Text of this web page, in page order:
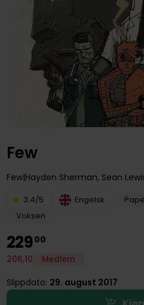
Few
Few Hayden Sherman, Sean
3.4/5 Engelsk
Voksen
22900
206,10 Medlem
Slippdato: 29. august 2017